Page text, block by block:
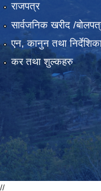
राजपत्र
सार्वजनिक खरीद /
एन, कानुन तथा
कर तथा शुल्कहरु
//